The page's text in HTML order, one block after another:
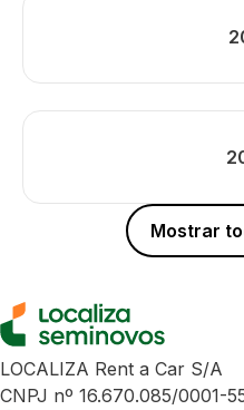
Mostrar
LOCALIZA Rent a Car S/A
CNPJ nº 16.670.085/0001-